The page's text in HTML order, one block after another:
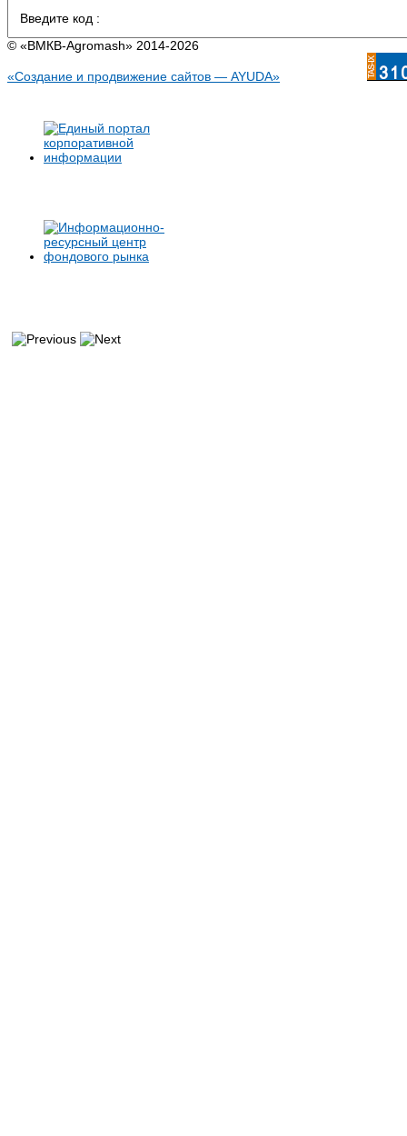
© «BMКB-Аgromash» 2014-2026
«Создание и продвижение сайтов — AYUDA»